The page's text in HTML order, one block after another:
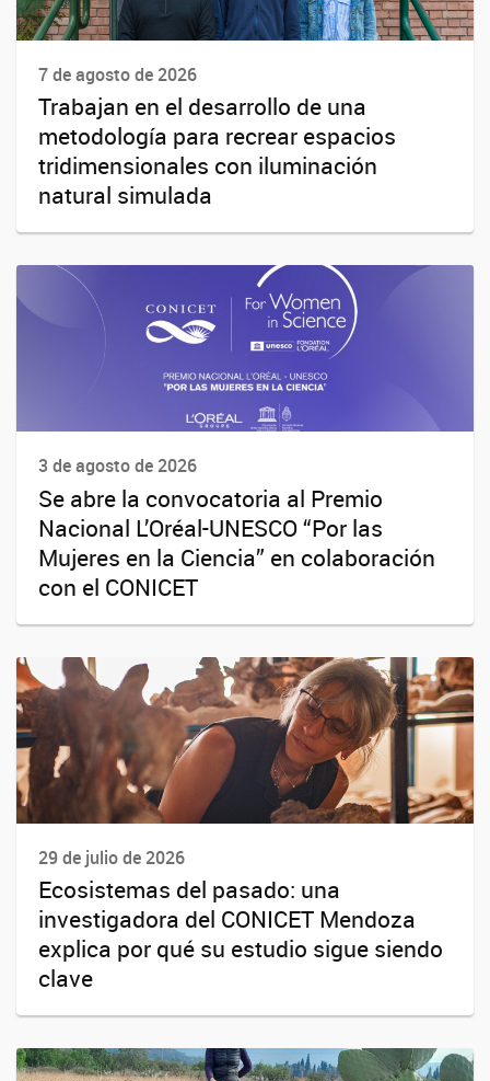
7 de agosto de 2026
Trabajan en el desarrollo de una
metodología para recrear espacios
tridimensionales con iluminación
natural simulada
3 de agosto de 2026
Se abre la convocatoria al Premio
Nacional L’Oréal-UNESCO “Por las
Mujeres en la Ciencia” en colaboración
con el CONICET
29 de julio de 2026
Ecosistemas del pasado: una
investigadora del CONICET Mendoza
explica por qué su estudio sigue siendo
clave